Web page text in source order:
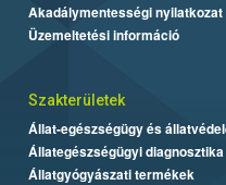
Akadálymentességi nyilatkozat
Üzemeltetési információ
Szakterületek
Állat-egészségügy és
Állategészségügyi diagnosztika
Állatgyógyászati termékek